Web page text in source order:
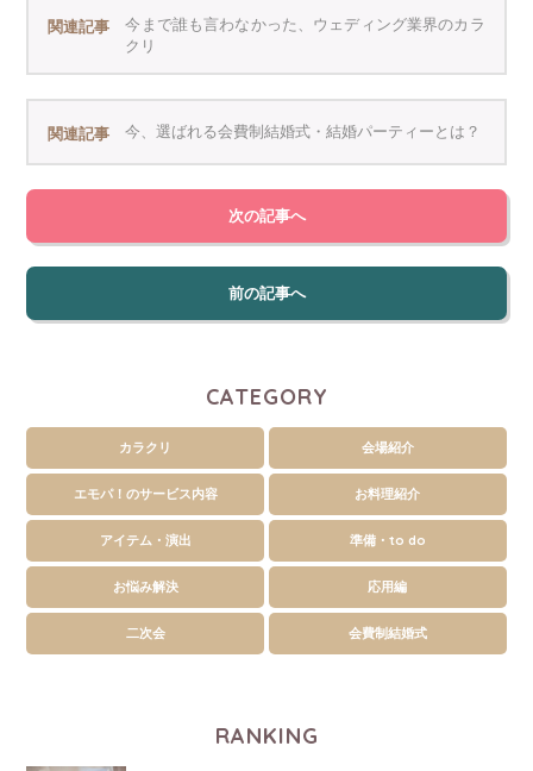
関連記事
今まで誰も言わなかった、ウェディング業界のカラ
クリ
関連記事 今、選ばれる会費制結婚式・結婚パーティーとは？
次の記事へ
前の記事へ
CATEGORY
カラクリ 会場紹介
エモパ！のサービス内容 お料理紹介
アイテム・演出 準備・to do
お悩み解決 応用編
二次会 会費制結婚式
RANKING